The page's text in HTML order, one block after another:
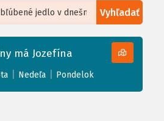
Vyhľadať
courtesy ofHumanitarian OpenStreetMap
má Jozefína
Nedeľa Pondelok